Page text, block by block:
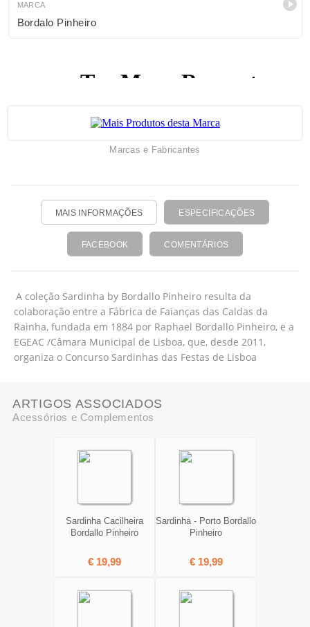
MARCA
Bordalo Pinheiro
Marcas e Fabricantes
MAIS INFORMAÇÕES ESPECIFICAÇÕES
FACEBOOK COMENTÁRIOS
A coleção Sardinha by Bordallo Pinheiro resulta da
colaboração entre a Fábrica de Faianças das Caldas da
Rainha, fundada em 1884 por Raphael Bordallo Pinheiro, e a
EGEAC /Câmara Municipal de Lisboa, que, desde 2011,
organiza o Concurso Sardinhas das Festas de Lisboa
ARTIGOS ASSOCIADOS
Acessórios e Complementos
Sardinha Cacilheira
Bordallo Pinheiro
€ 19,99
Sardinha - Porto Bordallo
Pinheiro
€ 19,99